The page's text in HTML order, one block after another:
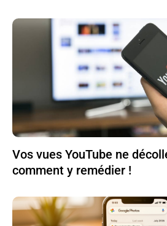
Vos vues YouTube ne
comment y remédier !